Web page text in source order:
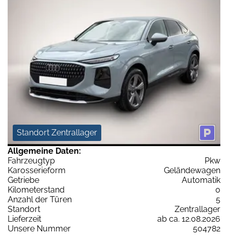
Standort Zentrallager
Allgemeine Daten:
Fahrzeugtyp
Pkw
Karosserieform
Geländewagen
Getriebe
Automatik
Kilometerstand
0
Anzahl der Türen
5
Standort
Zentrallager
Lieferzeit
ab ca. 12.08.2026
Unsere Nummer
504782